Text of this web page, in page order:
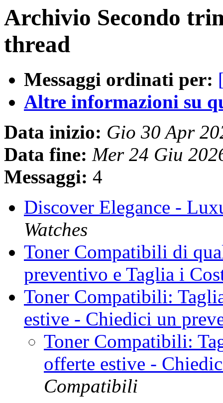
Archivio Secondo
thread
Messaggi ordinati per:
Altre informazioni su
Data inizio: Gio 30 Apr
Data fine: Mer 24 Giu
Messaggi: 4
Discover Elegance -
Watches
Toner Compatibili di
preventivo e Taglia i
Toner Compatibili:
estive - Chiedici un
Toner Compatibili:
offerte estive -
Compatibili